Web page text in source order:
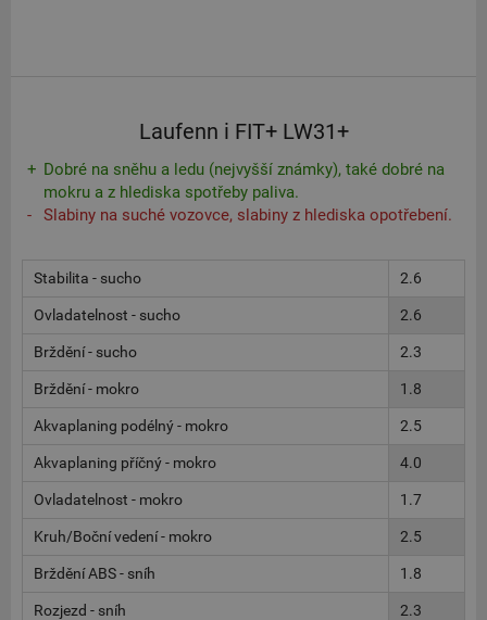
Laufenn i FIT+ LW31+
Dobré na sněhu a ledu (nejvyšší známky), také dobré na
mokru a z hlediska spotřeby paliva.
Slabiny na suché vozovce, slabiny z hlediska opotřebení.
Stabilita - sucho 2.6
Ovladatelnost - sucho 2.6
Brždění - sucho 2.3
Brždění - mokro 1.8
Akvaplaning podélný - mokro 2.5
Akvaplaning příčný - mokro 4.0
Ovladatelnost - mokro 1.7
Kruh/Boční vedení - mokro 2.5
Brždění ABS - sníh 1.8
Rozjezd - sníh 2.3